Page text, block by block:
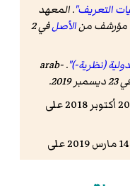
التعريف".المعهد
الأصل
في 2
(نظرية-)".
arab-
2019
.
20 أكتوبر 2018 على
14 مارس 2019 على